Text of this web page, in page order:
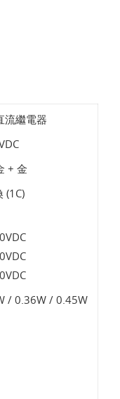
流繼電器
+ 金
(1C)
/ 0.36W / 0.45W